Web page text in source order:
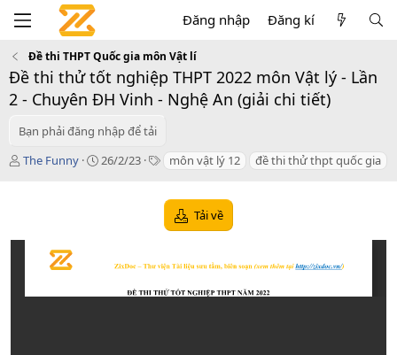
Đăng nhập Đăng kí
Đề thi THPT Quốc gia môn Vật lí
Đề thi thử tốt nghiệp THPT 2022 môn Vật lý - Lần
2 - Chuyên ĐH Vinh - Nghệ An (giải chi tiết)
Bạn phải đăng nhập để tải
T
ả
The Funny
C
26/2/23
T
s
môn vật lý 12 đề thi thử thpt quốc gia
Tải về